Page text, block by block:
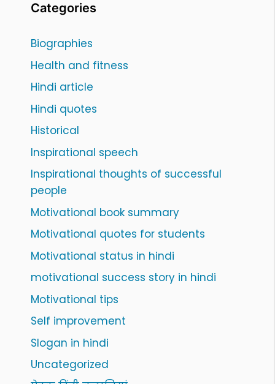
Categories
Biographies
Health and fitness
Hindi article
Hindi quotes
Historical
Inspirational speech
Inspirational thoughts of successful
people
Motivational book summary
Motivational quotes for students
Motivational status in hindi
motivational success story in hindi
Motivational tips
Self improvement
Slogan in hindi
Uncategorized